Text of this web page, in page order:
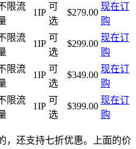
限流
1IP
可
选
$279.00
现在订
购
限流
1IP
可
选
$299.00
现在订
购
限流
1IP
可
选
$349.00
现在订
购
限流
1IP
可
选
$399.00
现在订
购
，还支持七折优惠。上面的价